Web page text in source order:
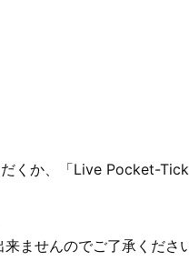
くか、「Live Pocket-
ませんのでご了承ください